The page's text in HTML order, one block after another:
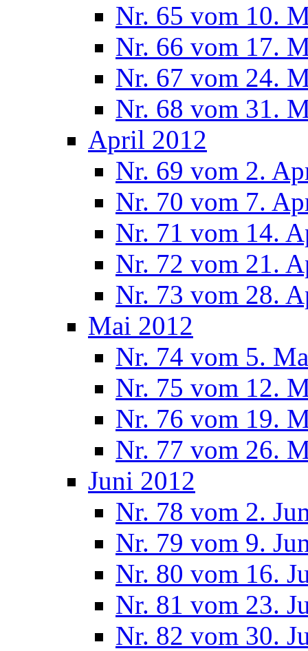
Nr. 65 vom 10.
Nr. 66 vom 17.
Nr. 67 vom 24.
Nr. 68 vom 31.
April 2012
Nr. 69 vom 2.
Nr. 70 vom 7.
Nr. 71 vom 14.
Nr. 72 vom 21.
Nr. 73 vom 28.
Mai 2012
Nr. 74 vom 5.
Nr. 75 vom 12.
Nr. 76 vom 19.
Nr. 77 vom 26.
Juni 2012
Nr. 78 vom 2.
Nr. 79 vom 9.
Nr. 80 vom 16.
Nr. 81 vom 23.
Nr. 82 vom 30.